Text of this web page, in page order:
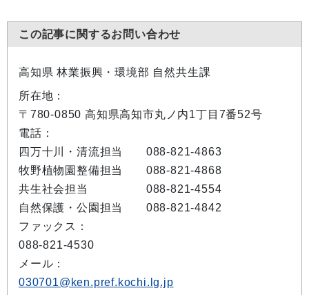
この記事に関するお問い合わせ
高知県 林業振興・環境部 自然共生課
所在地：
〒780-0850 高知県高知市丸ノ内1丁目7番52号
電話：
四万十川・清流担当 088-821-4863
牧野植物園整備担当 088-821-4868
共生社会担当 088-821-4554
自然保護・公園担当 088-821-4842
ファックス：
088-821-4530
メール：
030701@ken.pref.kochi.lg.jp